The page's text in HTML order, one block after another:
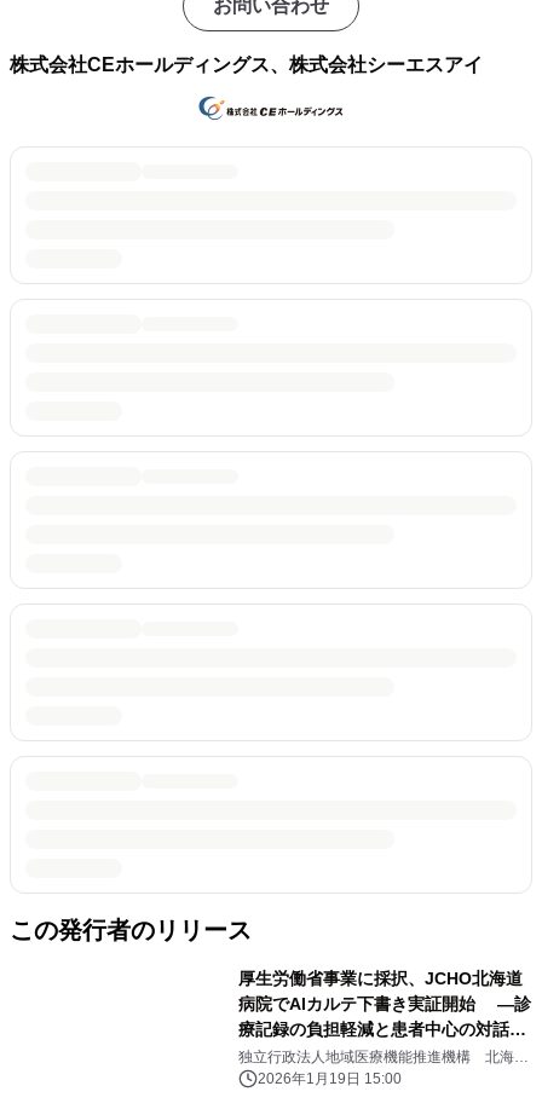
お問い合わせ
株式会社CEホールディングス、株式会社シーエスアイ
この発行者のリリース
厚生労働省事業に採択、JCHO北海道
病院でAIカルテ下書き実証開始 ―診
療記録の負担軽減と患者中心の対話回
復へ― ～国内初！※1 スマートフォ
ン×AI音声認識×電子カルテ連携 場
独立行政法人地域医療機能推進機構 北海道
病院、株式会社プレシジョン、株式会社シー
2026年1月19日 15:00